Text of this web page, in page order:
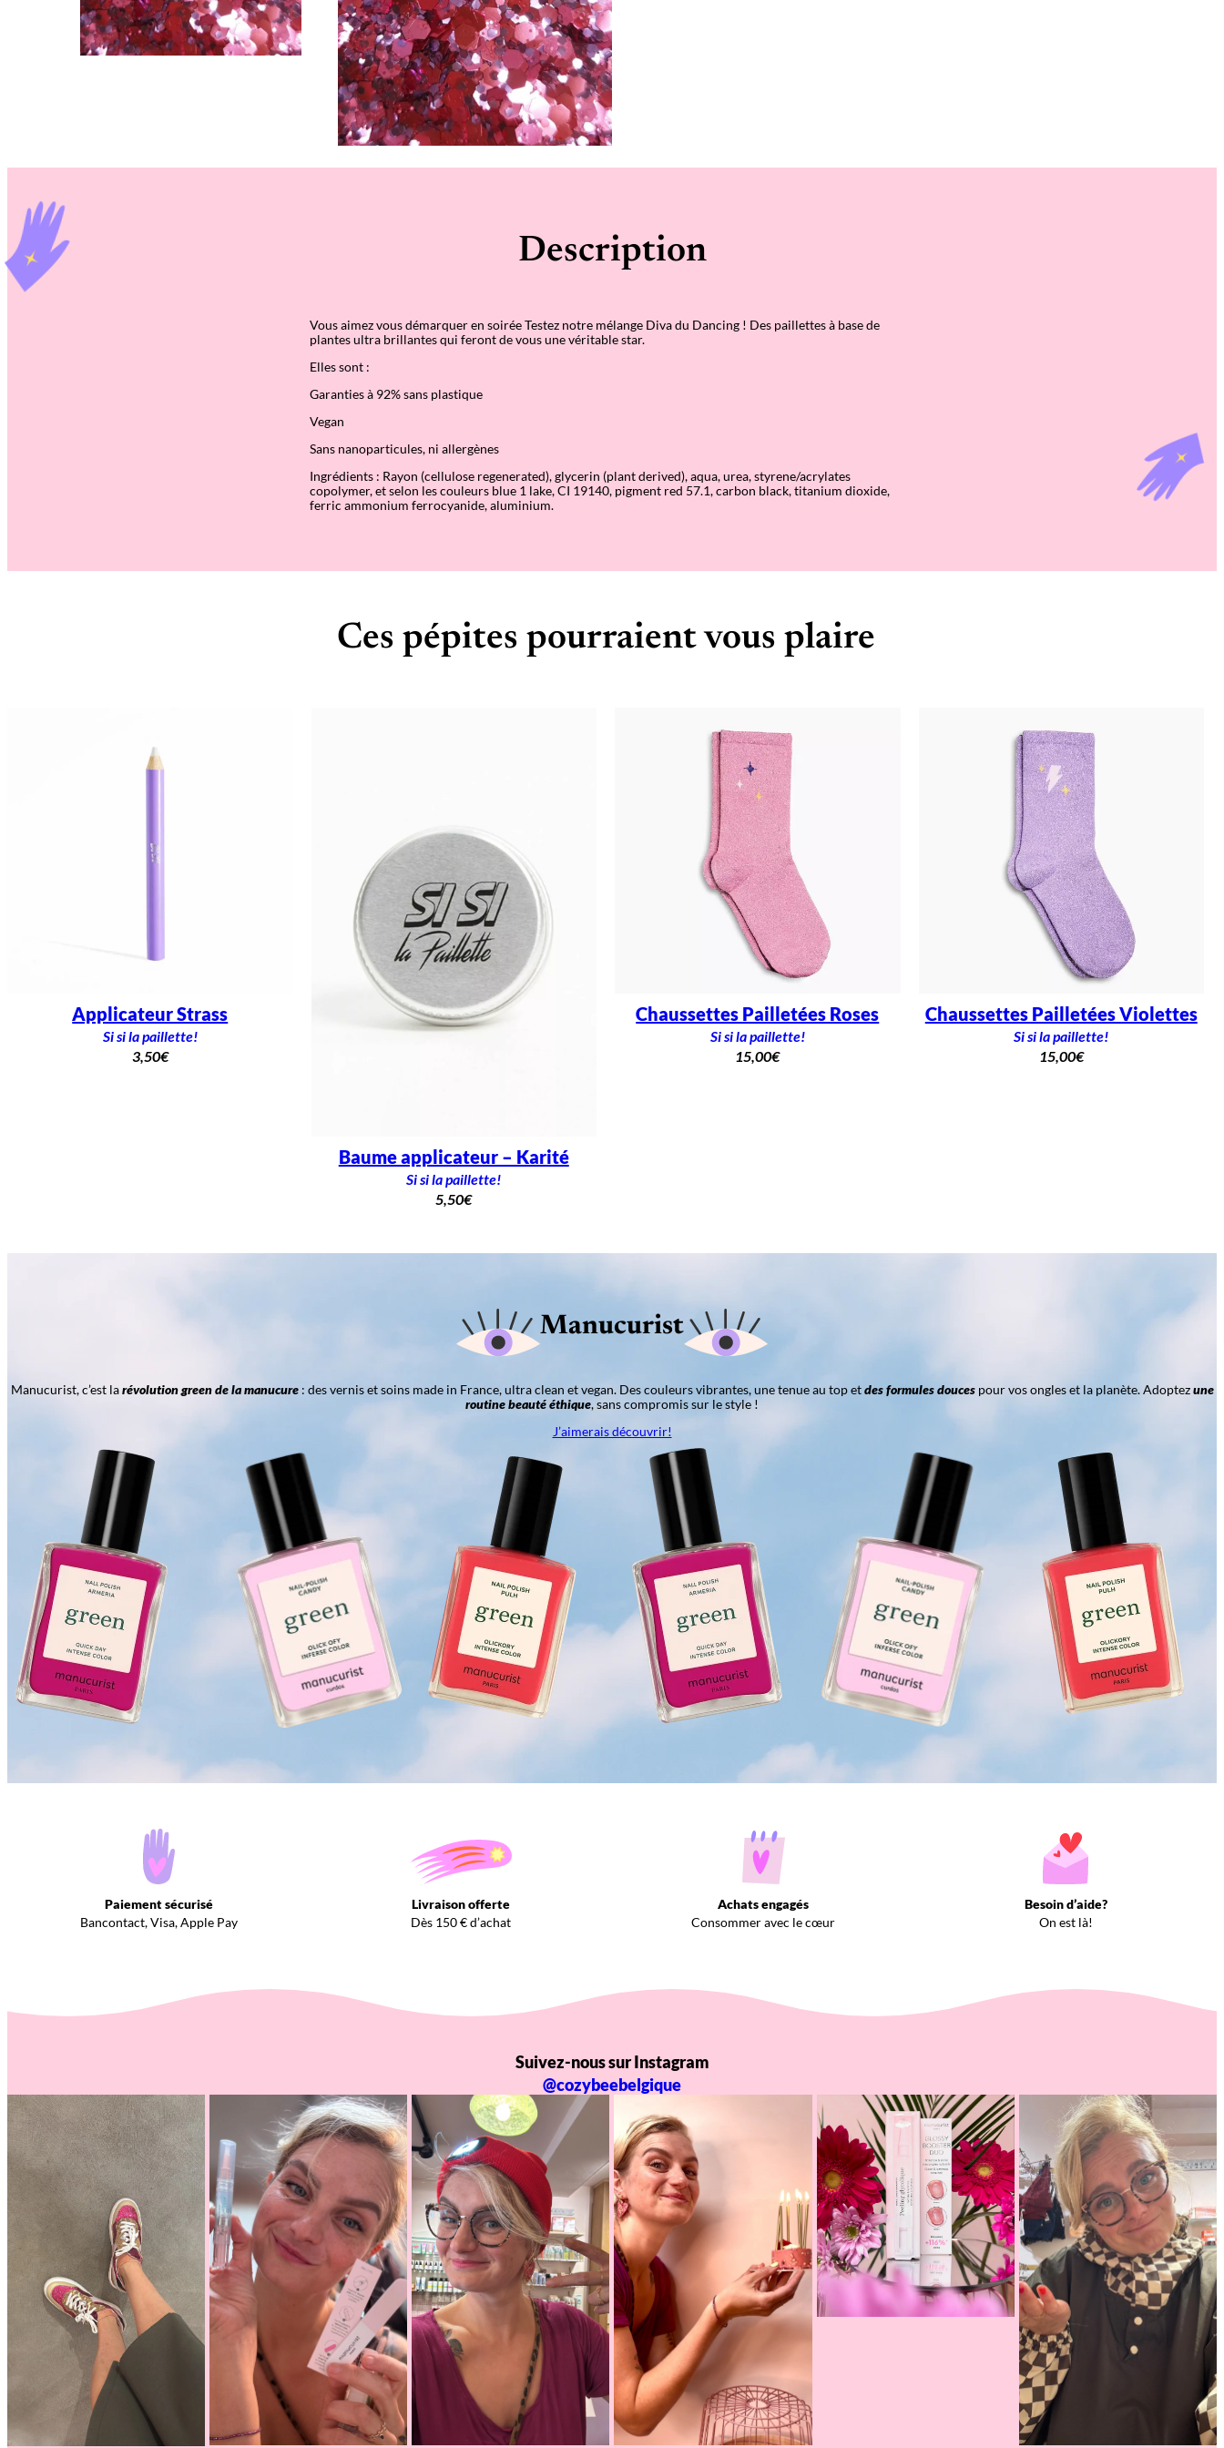
g
Description
Vous aimez vous démarquer en soirée Testez notre mélange Diva du Dancing ! Des paillettes à base de
plantes ultra brillantes qui feront de vous une véritable star.
Elles sont :
Garanties à 92% sans plastique
Vegan
Sans nanoparticules, ni allergènes
Ingrédients : Rayon (cellulose regenerated), glycerin (plant derived), aqua, urea, styrene/acrylates
copolymer, et selon les couleurs blue 1 lake, CI 19140, pigment red 57.1, carbon black, titanium dioxide,
ferric ammonium ferrocyanide, aluminium.
Ces pépites pourraient vous plaire
Applicateur Strass
Si si la paillette!
3,50€
Baume applicateur – Karité
Si si la paillette!
5,50€
Chaussettes Pailletées Roses
Si si la paillette!
15,00€
Chaussettes Pailletées Violettes
Si si la paillette!
15,00€
Manucurist
Manucurist, c’est larévolution green de la manucure: des vernis et soins made in France, ultra clean et vegan. Des couleurs vibrantes, une tenue au top etdes formules doucespour vos ongles et la planète. Adoptezune
routine beauté éthique, sans compromis sur le style !
J’aimerais découvrir!
Paiement sécurisé
Bancontact, Visa, Apple Pay
Livraison offerte
Dès 150 € d’achat
Achats engagés
Consommer avec le cœur
Besoin d’aide?
On est là!
Suivez-nous sur Instagram
@cozybeebelgique